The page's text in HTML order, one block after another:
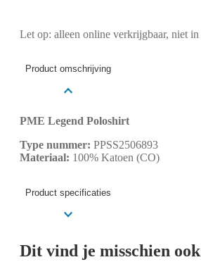
Let op: alleen online verkrijgbaar, niet
Product omschrijving
PME Legend Poloshirt
Type nummer: PPSS2506893
Materiaal: 100% Katoen (CO)
Product specificaties
Dit vind je misschien